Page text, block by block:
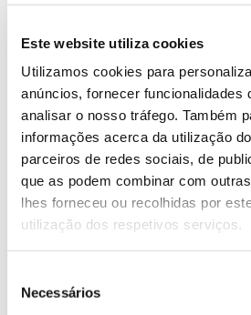
Este website utiliza cookies
Utilizamos cookies para
anúncios, fornecer funcionalidades
analisar o nosso tráfego. Também
informações acerca da utilização
parceiros de redes sociais, de
que as podem combinar com
lhes forneceu ou recolhidas por
utilização dos respetivos serviços.
Necessários
A participação é gratuita, mas
email barbara.santos@cm-
13.07.2026
Genoma do priolo e de outras
conhecer para conservar